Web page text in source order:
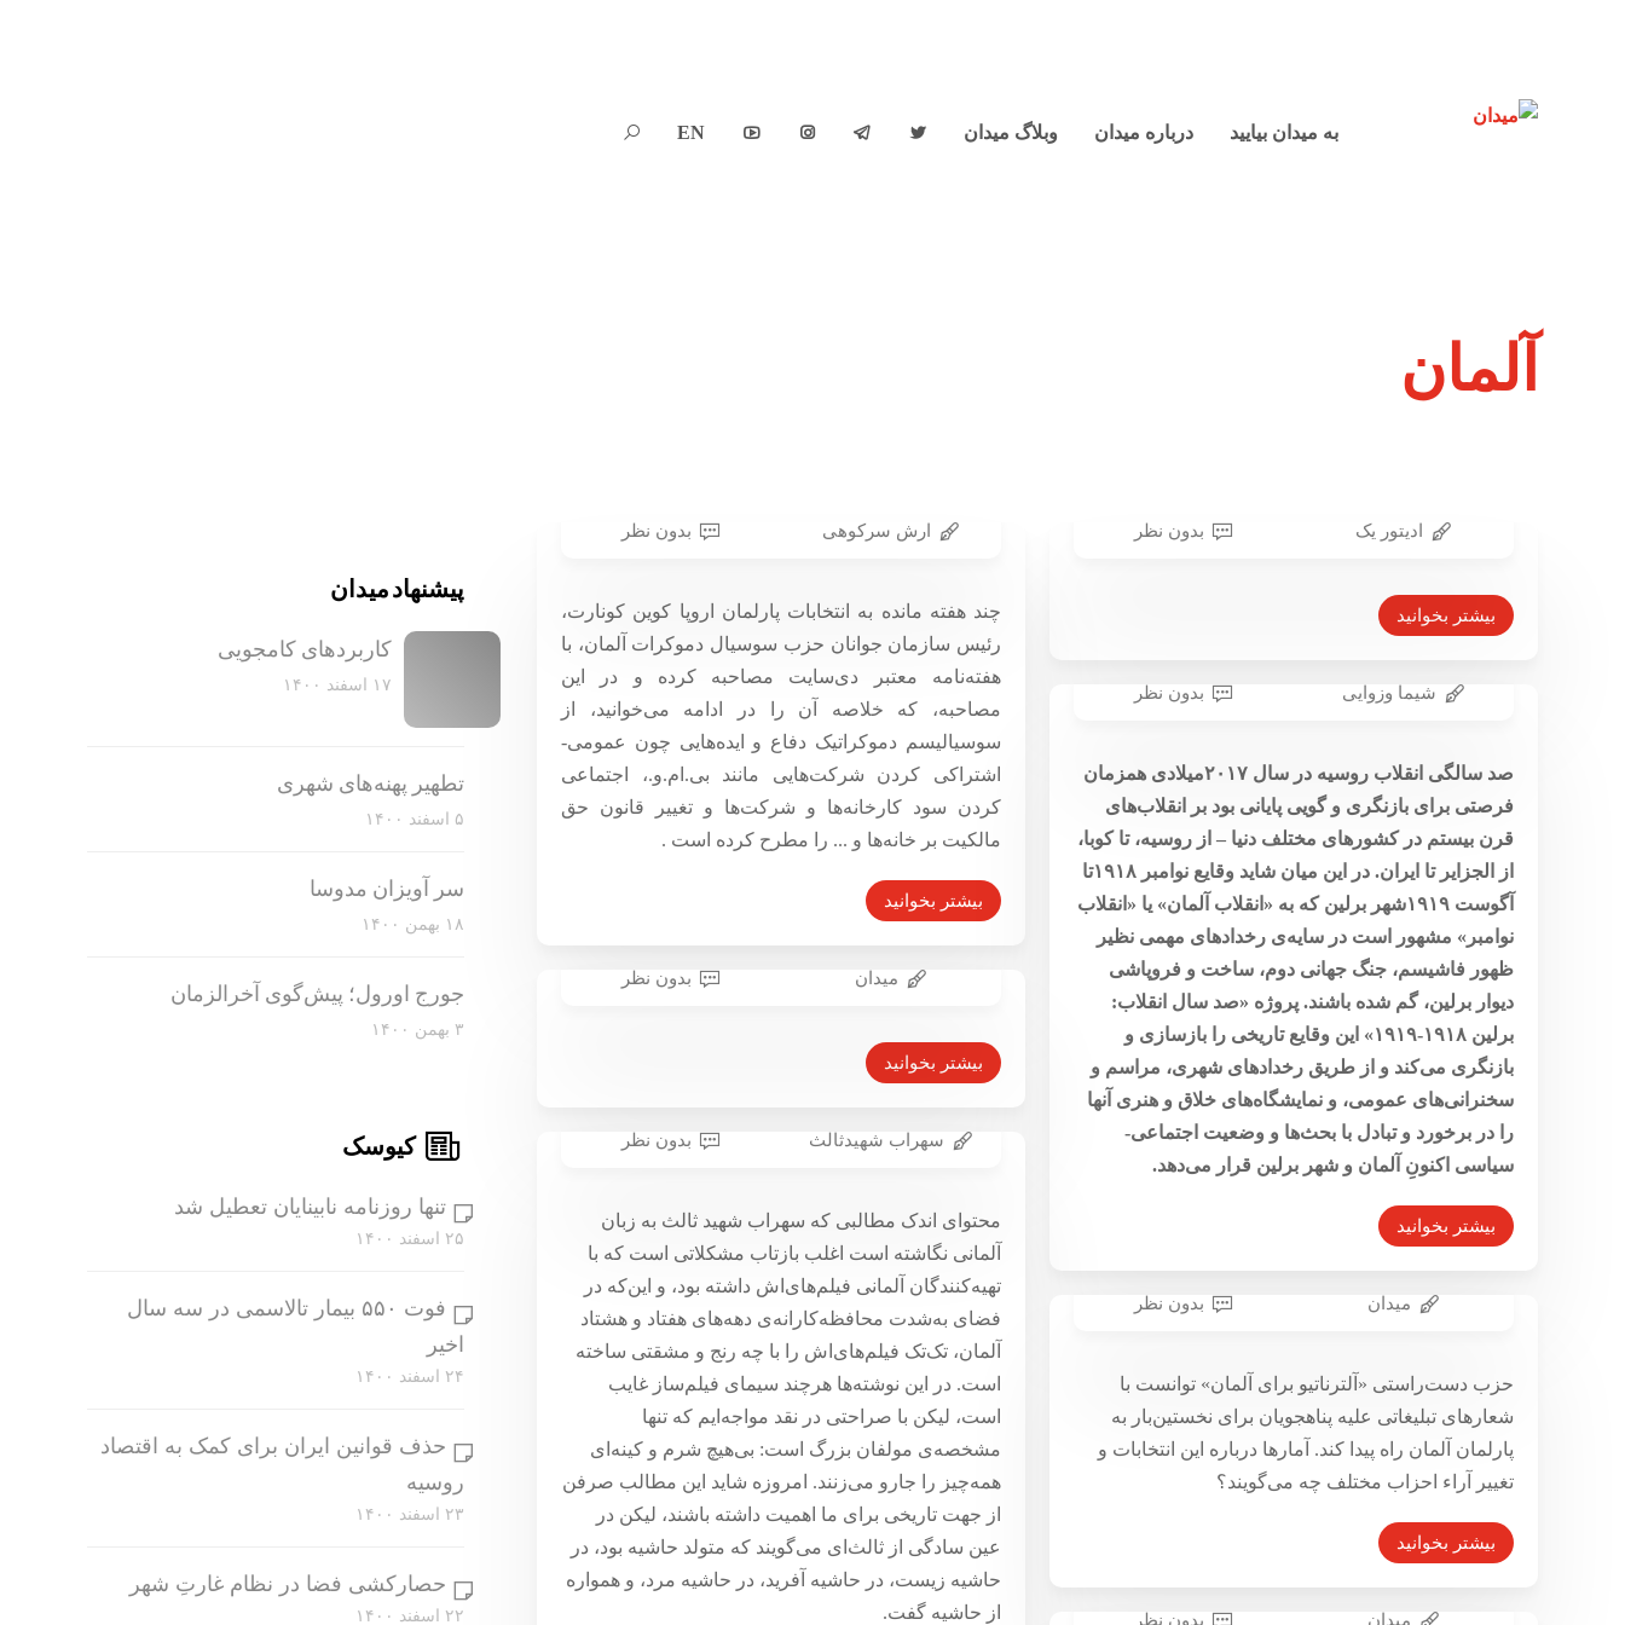
به میدان بیایید درباره میدان وبلاگ میدان 



EN

آلمان
ادیتور یک بدون نظر
بیشتر بخوانید
بازگشت شبح سوسیالیسم
۳۰ اردیبهشت ۱۳۹۸
آرش سرکوهی بدون نظر
چند هفته مانده به انتخابات پارلمان اروپا کوین کونارت،
رئیس سازمان جوانان حزب سوسیال دموکرات آلمان، با
هفته‌نامه معتبر دی‌سایت مصاحبه کرده و در این
مصاحبه، که خلاصه آن را در ادامه می‌خوانید، از
سوسیالیسم دموکراتیک دفاع و ایده‌هایی چون عمومی-
اشتراکی کردن شرکت‌هایی مانند بی.ام.و.، اجتماعی
کردن سود کارخانه‌ها و شرکت‌ها و تغییر قانون حق
مالکیت بر خانه‌ها و ... را مطرح کرده است .
بیشتر بخوانید
پروژه شهری
۳۰ دی ۱۳۹۷
شیما وزوایی بدون نظر
صد سالگی انقلاب روسیه در سال ۲۰۱۷میلادی همزمان
فرصتی برای بازنگری و گویی پایانی بود بر انقلاب‌های
قرن بیستم در کشورهای مختلف دنیا – از روسیه، تا کوبا،
از الجزایر تا ایران. در این میان شاید وقایع نوامبر ۱۹۱۸تا
آگوست ۱۹۱۹شهر برلین که به «انقلاب آلمان» یا «انقلاب
نوامبر» مشهور است در سایه‌ی رخدادهای مهمی نظیر
ظهور فاشیسم، جنگ جهانی دوم، ساخت و فروپاشی
دیوار برلین، گم شده باشند. پروژه «صد سال انقلاب:
برلین ۱۹۱۸-۱۹۱۹» این وقایع تاریخی را بازسازی و
بازنگری می‌کند و از طریق رخدادهای شهری، مراسم و
سخنرانی‌های عمومی، و نمایشگاه‌های خلاق و هنری آنها
را در برخورد و تبادل با بحث‌ها و وضعیت اجتماعی-
سیاسی اکنونِ آلمان و شهر برلین قرار می‌دهد.
بیشتر بخوانید
رسمی پذیرفت
میدان بدون نظر
بیشتر بخوانید
پول
۱۰ تیر ۱۳۹۷
سهراب شهیدثالث بدون نظر
محتوای اندک مطالبی که سهراب شهید ثالث به زبان
آلمانی نگاشته است اغلب بازتاب مشکلاتی است که با
تهیه‌کنندگان آلمانی فیلم‌های‌اش داشته بود، و این‌که در
فضای به‌شدت محافظه‌کارانه‌ی دهه‌های هفتاد و هشتاد
آلمان، تک‌تک فیلم‌های‌اش را با چه رنج و مشقتی ساخته
است. در این نوشته‌ها هرچند سیمای فیلم‌ساز غایب
است، لیکن با صراحتی در نقد مواجه‌ایم که تنها
مشخصه‌ی مولفان بزرگ است: بی‌هیچ شرم و کینه‌ای
همه‌چیز را جارو می‌زنند. امروزه شاید این مطالب صرفن
از جهت تاریخی برای ما اهمیت داشته باشند، لیکن در
عین سادگی از ثالث‌ای می‌گویند که متولد حاشیه بود، در
حاشیه زیست، در حاشیه آفرید، در حاشیه مرد، و همواره
از حاشیه گفت.
و حس عدم امنیت
۵ مهر ۱۳۹۶
میدان بدون نظر
حزب دست‌راستی «آلترناتیو برای آلمان» توانست با
شعارهای تبلیغاتی علیه پناهجویان برای نخستین‌بار به
پارلمان آلمان راه پیدا کند. آمارها درباره این انتخابات و
تغییر آراء احزاب مختلف چه می‌گویند؟
بیشتر بخوانید
میدان بدون نظر
پیشنهاد میدان
کاربرد‌های کامجویی
۱۷ اسفند ۱۴۰۰
تطهیر پهنه‌های شهری
۵ اسفند ۱۴۰۰
سر آویزان مدوسا
۱۸ بهمن ۱۴۰۰
جورج اورول؛ پیش‌گوی آخرالزمان
۳ بهمن ۱۴۰۰
کیوسک
تنها روزنامه نابینایان تعطیل شد
۲۵ اسفند ۱۴۰۰
فوت ۵۵۰ بیمار تالاسمی در سه سال
اخیر
۲۴ اسفند ۱۴۰۰
حذف قوانین ایران برای کمک به اقتصاد
روسیه
۲۳ اسفند ۱۴۰۰
حصارکشی فضا در نظام غارتِ شهر
۲۲ اسفند ۱۴۰۰